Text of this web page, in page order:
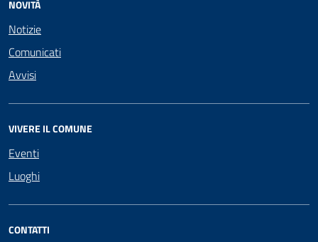
NOVITÀ
Notizie
Comunicati
Avvisi
VIVERE IL COMUNE
Eventi
Luoghi
CONTATTI